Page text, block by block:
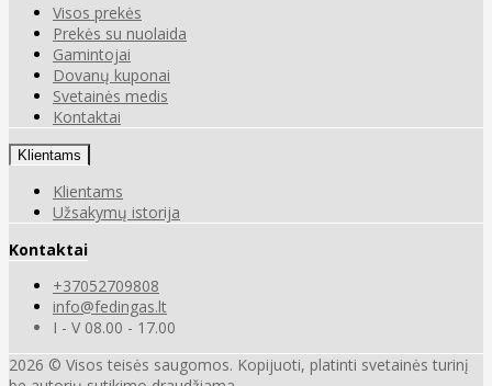
Visos prekės
Prekės su nuolaida
Gamintojai
Dovanų kuponai
Svetainės medis
Kontaktai
Klientams
Klientams
Užsakymų istorija
Kontaktai
+37052709808
info@fedingas.lt
I - V 08.00 - 17.00
2026 © Visos teisės saugomos. Kopijuoti, platinti svetainės turinį